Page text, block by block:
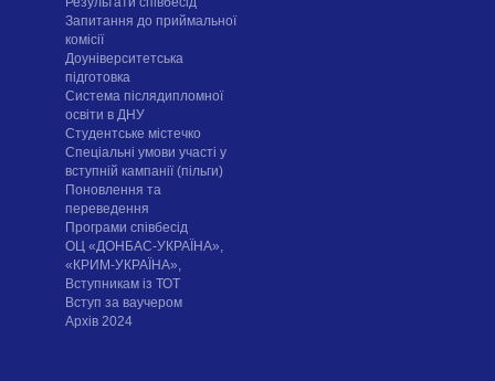
Запитання до приймальної
комісії
Доуніверситетська
підготовка
Система післядипломної
освіти в ДНУ
Cтудентське містечко
Спеціальні умови участі у
вступній кампанії (пільги)
Поновлення та
переведення
Програми співбесід
ОЦ «ДОНБАС-УКРАЇНА»,
«КРИМ-УКРАЇНА»,
Вступникам із ТОТ
Вступ за ваучером
Архів 2024